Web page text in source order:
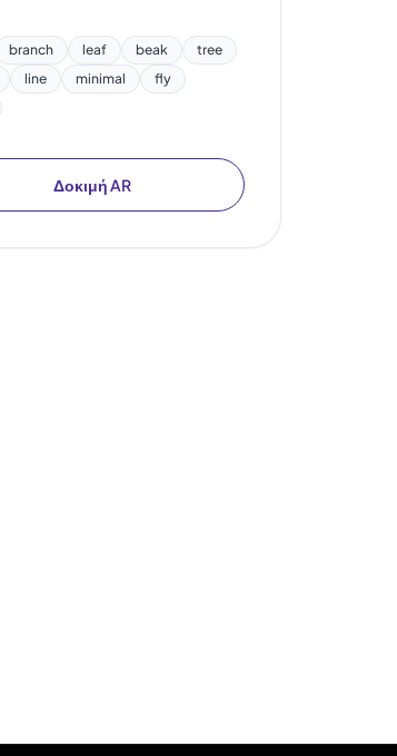
branch leaf beak
tree
line minimal
fly
Δοκιμή AR